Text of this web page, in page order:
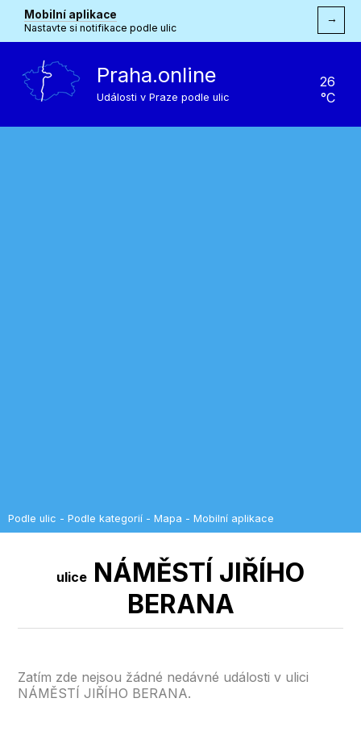
Mobilní aplikace
Nastavte si notifikace podle ulic
→
Praha.online
Události v Praze podle ulic
26
°C
Podle ulic - Podle kategorií - Mapa - Mobilní aplikace
ulice NÁMĚSTÍ JIŘÍHO
BERANA
Zatím zde nejsou žádné nedávné události v ulici
NÁMĚSTÍ JIŘÍHO BERANA.